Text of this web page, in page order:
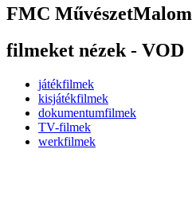
FMC MűvészetMalom
filmeket nézek - VOD
játékfilmek
kisjátékfilmek
dokumentumfilmek
TV-filmek
werkfilmek